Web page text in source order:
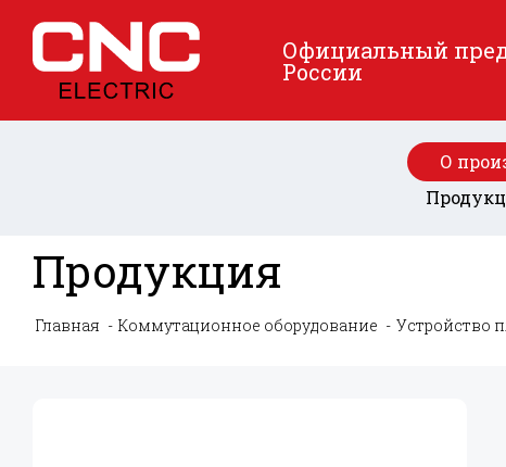
Официальный
России
О
Продукция
Главная Коммутационное оборудование Устройство